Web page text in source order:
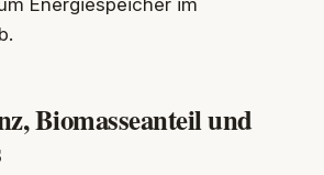
Energiespeicher im
Biomasseanteil und